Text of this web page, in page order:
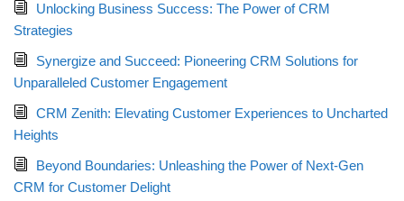
Unlocking Business Success: The Power of CRM
Strategies
Synergize and Succeed: Pioneering CRM Solutions for
Unparalleled Customer Engagement
CRM Zenith: Elevating Customer Experiences to Uncharted
Heights
Beyond Boundaries: Unleashing the Power of Next-Gen
CRM for Customer Delight